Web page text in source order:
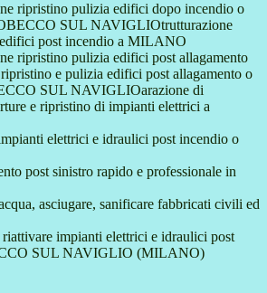
ripristino pulizia edifici dopo incendio o
SUL NAVIGLIOtrutturazione
post incendio a MILANO
ripristino pulizia edifici post allagamento
e pulizia edifici post allagamento o
SUL NAVIGLIOarazione di
e ripristino di impianti elettrici a
elettrici e idraulici post incendio o
post sinistro rapido e professionale in
asciugare, sanificare fabbricati civili ed
impianti elettrici e idraulici post
SUL NAVIGLIO (MILANO)